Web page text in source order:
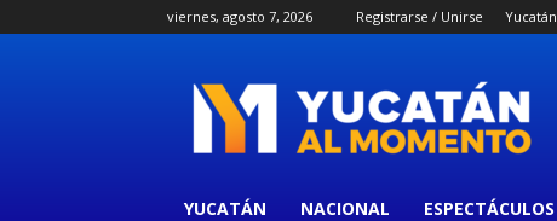
viernes, agosto 7, 2026 Registrarse / Unirse Yucatán
YUCATÁN NACIONAL ESPECTÁCULOS